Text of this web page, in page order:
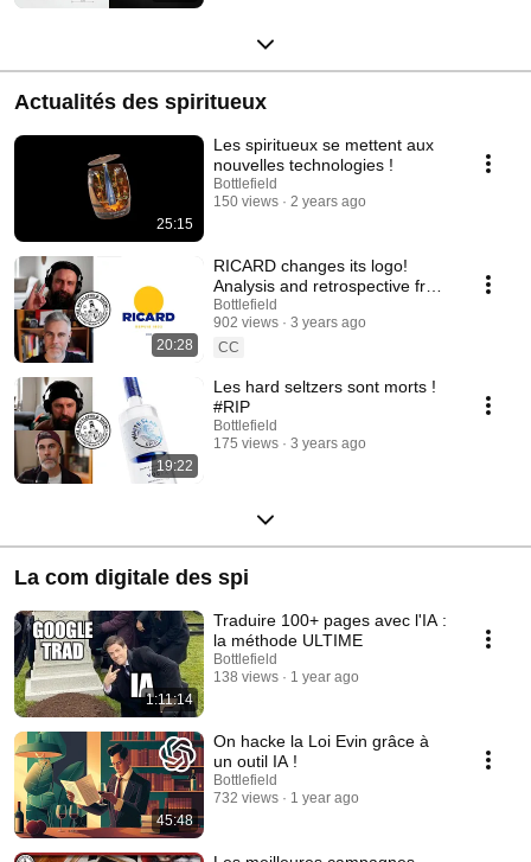
Actualités des spiritueux
25:15
Les spiritueux se mettent aux
nouvelles technologies !
Bottlefield
150 views
2 years ago
20:28
RICARD changes its logo!
Analysis and retrospective from
1953 to 2023!
Bottlefield
902 views
3 years ago
CC
19:22
Les hard seltzers sont morts !
#RIP
Bottlefield
175 views
3 years ago
La com digitale des spi
1:11:14
Traduire 100+ pages avec l'IA :
la méthode ULTIME
Bottlefield
138 views
1 year ago
45:48
On hacke la Loi Evin grâce à
un outil IA !
Bottlefield
732 views
1 year ago